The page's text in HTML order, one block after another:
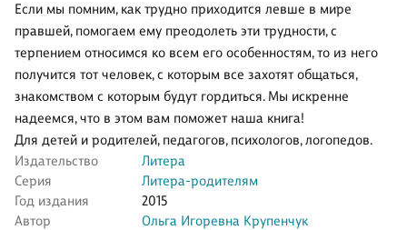
Если мы помним, как трудно приходится левше в мире
правшей, помогаем ему преодолеть эти трудности, с
терпением относимся ко всем его особенностям, то из него
получится тот человек, с которым все захотят общаться,
знакомством с которым будут гордиться. Мы искренне
надеемся, что в этом вам поможет наша книга!
Для детей и родителей, педагогов, психологов, логопедов.
Издательство
Литера
Серия
Литера-родителям
Год издания
2015
Автор
Ольга Игоревна Крупенчук